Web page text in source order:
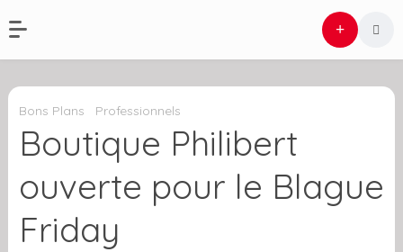
Bons Plans Professionnels
Boutique Philibert
ouverte pour le Blague
Friday